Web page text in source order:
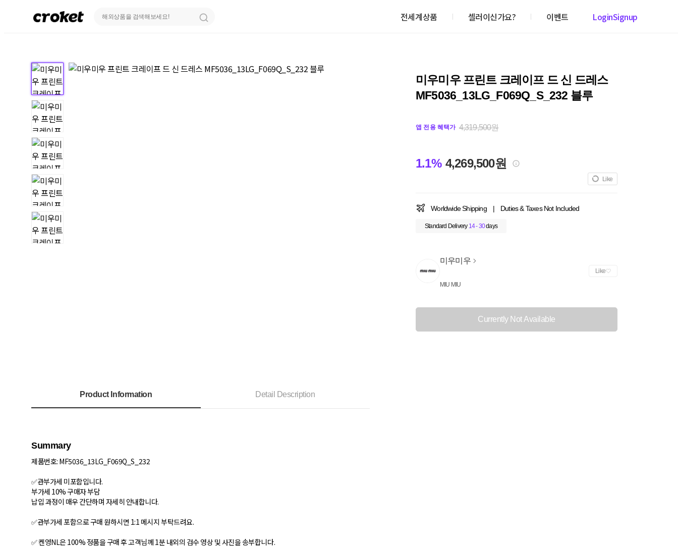
전세계상품 셀러이신가요? 이벤트 LoginSignup
미우미우 프린트 크레이프 드 신 드레스
MF5036_13LG_F069Q_S_232 블루
앱 전용 혜택가 4,319,500원
1.1% 4,269,500원
Like
Worldwide Shipping | Duties & Taxes Not Included
Standard Delivery 14 - 30days
미우미우
MIU MIU
Like
Currently Not Available
Product Information Detail Description
Summary
제품번호: MF5036_13LG_F069Q_S_232
✅관부가세 미포함입니다.
부가세 10% 구매자 부담
납입 과정이 매우 간단하며 자세히 안내합니다.
✅관부가세 포함으로 구매 원하시면 1:1 메시지 부탁드려요.
✅ 켄영NL은 100% 정품을 구매 후 고객님께 1분 내외의 검수 영상 및 사진을 송부합니다.